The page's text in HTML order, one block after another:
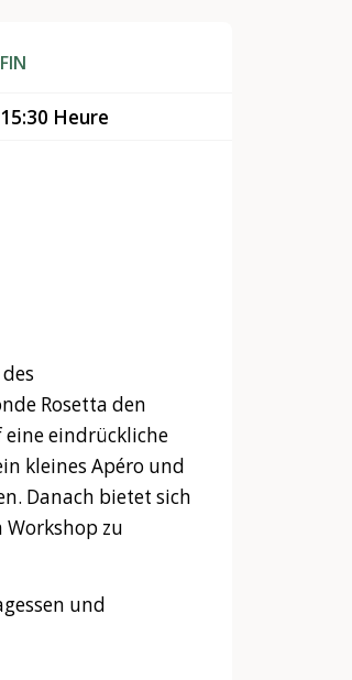
FIN
15:30 Heure
Rosetta den
eindrückliche
kleines Apéro und
Danach bietet sich
Workshop zu
und